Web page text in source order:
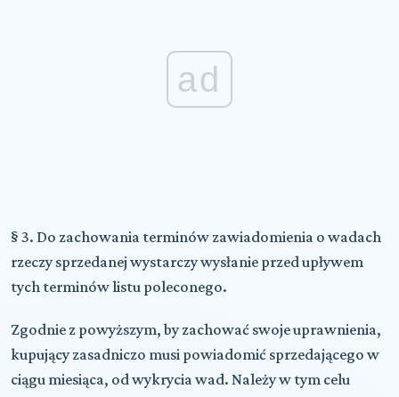
ad
§ 3. Do zachowania terminów zawiadomienia o wadach
rzeczy sprzedanej wystarczy wysłanie przed upływem
tych terminów listu poleconego.
Zgodnie z powyższym, by zachować swoje uprawnienia,
kupujący zasadniczo musi powiadomić sprzedającego w
ciągu miesiąca, od wykrycia wad. Należy w tym celu